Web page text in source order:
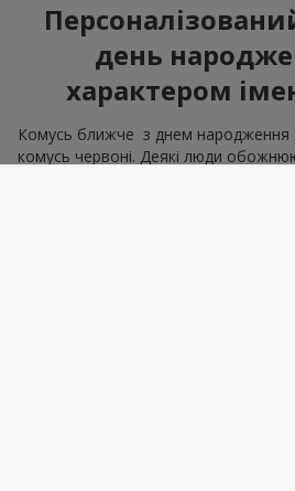
день
характером
Комусь ближче з днем народження
комусь червоні. Деякі люди